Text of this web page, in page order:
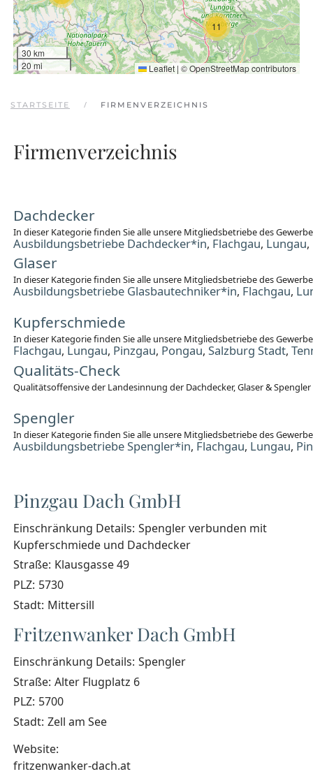
11
30 km
20 mi
Leaflet | ©OpenStreetMapcontributors
STARTSEITE FIRMENVERZEICHNIS
Firmenverzeichnis
Dachdecker
In dieser Kategorie finden Sie alle unsere Mitgliedsbetriebe des
Ausbildungsbetriebe Dachdecker*in, Flachgau, Lungau,
Glaser
In dieser Kategorie finden Sie alle unsere Mitgliedsbetriebe des
Ausbildungsbetriebe Glasbautechniker*in, Flachgau,
Kupferschmiede
In dieser Kategorie finden Sie alle unsere Mitgliedsbetriebe des
Flachgau, Lungau, Pinzgau, Pongau, Salzburg Stadt,
Qualitäts-Check
Qualitätsoffensive der Landesinnung der Dachdecker, Glaser & Spengler
Spengler
In dieser Kategorie finden Sie alle unsere Mitgliedsbetriebe des
Ausbildungsbetriebe Spengler*in, Flachgau, Lungau,
Pinzgau Dach GmbH
Einschränkung Details: Spengler verbunden mit
Kupferschmiede und Dachdecker
Straße: Klausgasse 49
PLZ: 5730
Stadt: Mittersill
Fritzenwanker Dach GmbH
Einschränkung Details: Spengler
Straße: Alter Flugplatz 6
PLZ: 5700
Stadt: Zell am See
Website:
fritzenwanker-dach.at